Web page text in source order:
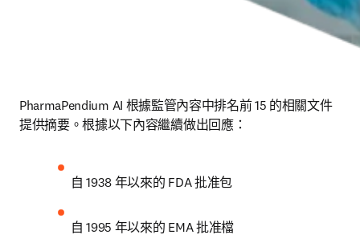
PharmaPendium AI 根據監管內容中排名前 15 的相關文件
提供摘要。根據以下內容繼續做出回應：
自 1938 年以來的 FDA 批准包
自 1995 年以來的 EMA 批准檔